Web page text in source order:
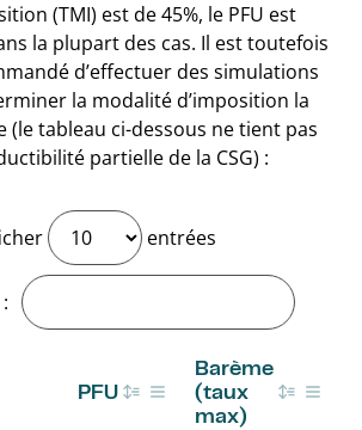
(TMI) est de 45%, le PFU est
la plupart des cas. Il est toutefois
d’effectuer des simulations
la modalité d’imposition la
(le tableau ci-dessous ne tient pas
partielle de la CSG) :
entrées
PFU
Barème
(taux
max)